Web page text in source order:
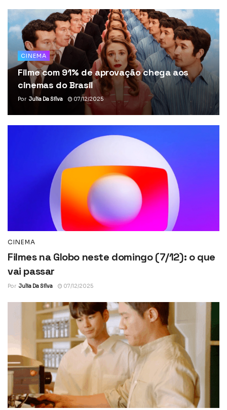
CINEMA
Filme com 91% de aprovação chega aos
cinemas do Brasil
Por Julia Da Silva 07/12/2025
CINEMA
Filmes na Globo neste domingo (7/12): o que
vai passar
Por Julia Da Silva 07/12/2025